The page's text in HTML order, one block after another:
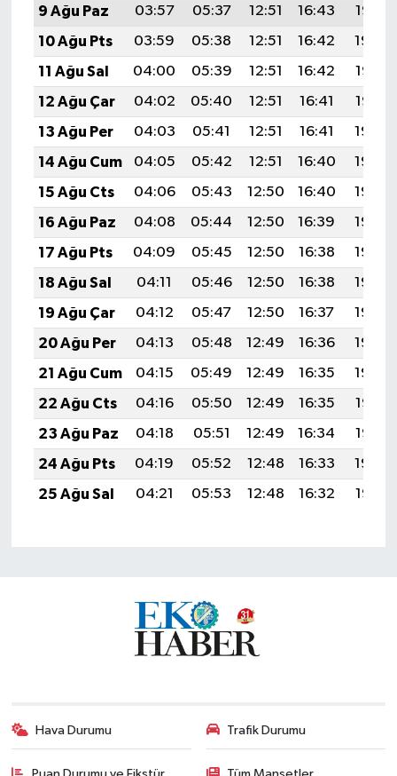
9 Ağu Paz
03:57 05:37 12:51 16:43
19:55
10 Ağu Pts
03:59 05:38 12:51 16:42
19:54
11 Ağu Sal
04:00 05:39 12:51 16:42
19:53
12 Ağu Çar
04:02 05:40 12:51 16:41
19:52
13 Ağu Per
04:03 05:41 12:51 16:41
19:50
14 Ağu Cum
04:05 05:42 12:51 16:40
19:49
15 Ağu Cts
04:06 05:43 12:50 16:40
19:48
16 Ağu Paz
04:08 05:44 12:50 16:39
19:46
17 Ağu Pts
04:09 05:45 12:50 16:38
19:45
18 Ağu Sal
04:11 05:46 12:50 16:38
19:43
19 Ağu Çar
04:12 05:47 12:50 16:37
19:42
20 Ağu Per
04:13 05:48 12:49 16:36
19:40
21 Ağu Cum
04:15 05:49 12:49 16:35
19:39
22 Ağu Cts
04:16 05:50 12:49 16:35
19:37
23 Ağu Paz
04:18 05:51 12:49 16:34
19:36
24 Ağu Pts
04:19 05:52 12:48 16:33
19:34
25 Ağu Sal
04:21 05:53 12:48 16:32 19:33
Hava Durumu Trafik Durumu
Puan Durumu ve Fikstür Tüm Manşetler